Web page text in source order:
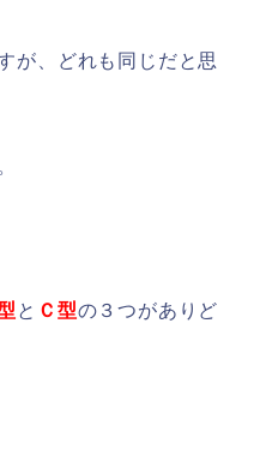
が、どれも同じだと思
と Ｃ型の３つがありど